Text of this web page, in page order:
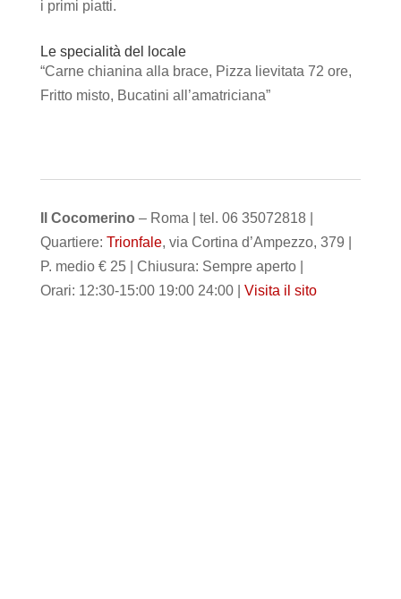
i primi piatti.
Le specialità del locale
“Carne chianina alla brace, Pizza lievitata 72 ore,
Fritto misto, Bucatini all’amatriciana”
Il Cocomerino – Roma | tel. 06 35072818 |
Quartiere: Trionfale, via Cortina d’Ampezzo, 379 |
P. medio € 25 | Chiusura: Sempre aperto |
Orari: 12:30-15:00 19:00 24:00 | Visita il sito